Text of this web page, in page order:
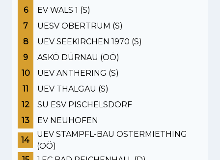
6
EV WALS 1 (S)
7
UESV OBERTRUM (S)
8
UEV SEEKIRCHEN 1970 (S)
9
ASKÖ DÜRNAU (OÖ)
10
UEV ANTHERING (S)
11
UEV THALGAU (S)
12
SU ESV PISCHELSDORF
13
EV NEUHOFEN
14
UEV STAMPFL-BAU OSTERMIETHING
(OÖ)